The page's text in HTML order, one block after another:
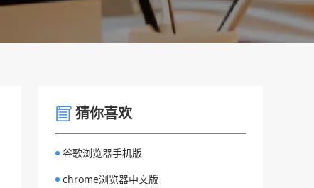
猜你喜欢
谷歌浏览器手机版
chrome浏览器中文版